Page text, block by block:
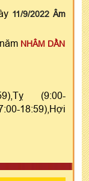
11/9/2022 Âm
, năm NHÂM DẦN
(9:00-
18:59),Hợi